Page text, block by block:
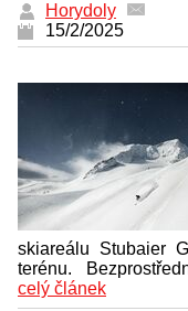
Horydoly
15/2/2025
skiareálu Stubaier
terénu.
celý článek